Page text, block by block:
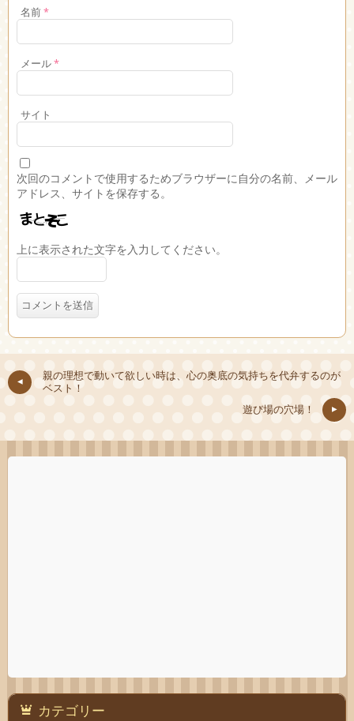
名前*
メール*
サイト
次回のコメントで使用するためブラウザーに自分の名前、メール
アドレス、サイトを保存する。
上に表示された文字を入力してください。
親の理想で動いて欲しい時は、心の奥底の気持ちを代弁するのが
ベスト！
遊び場の穴場！
カテゴリー